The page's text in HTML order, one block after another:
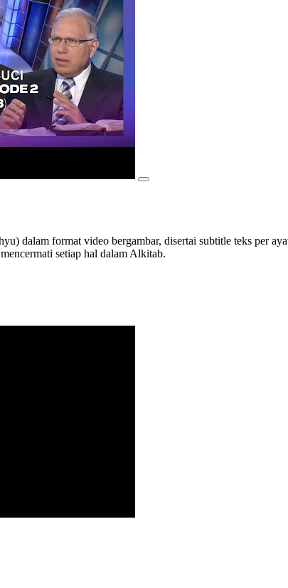
dalam format video bergambar, disertai subtitle teks per
setiap hal dalam Alkitab.